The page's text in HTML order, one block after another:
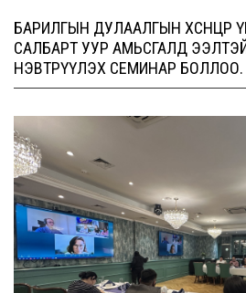
БАРИЛГЫН ДУЛААЛГЫН
САЛБАРТ УУР АМЬСГАЛД
НЭВТРҮҮЛЭХ СЕМИНАР БОЛЛОО.